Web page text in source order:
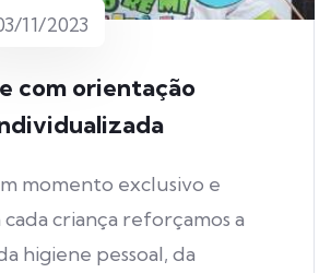
11/2023
com orientação
momento exclusivo e
criança reforçamos a
higiene pessoal, da